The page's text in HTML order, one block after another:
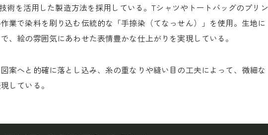
術を活用した製造方法を採用している。Tシャツやトートバッグのプリン
業で染料を刷り込む伝統的な「手捺染（てなっせん）」を使用。生地に
、絵の雰囲気にあわせた表情豊かな仕上がりを実現している。
案へと的確に落とし込み、糸の重なりや縫い目の工夫によって、微細な
している。